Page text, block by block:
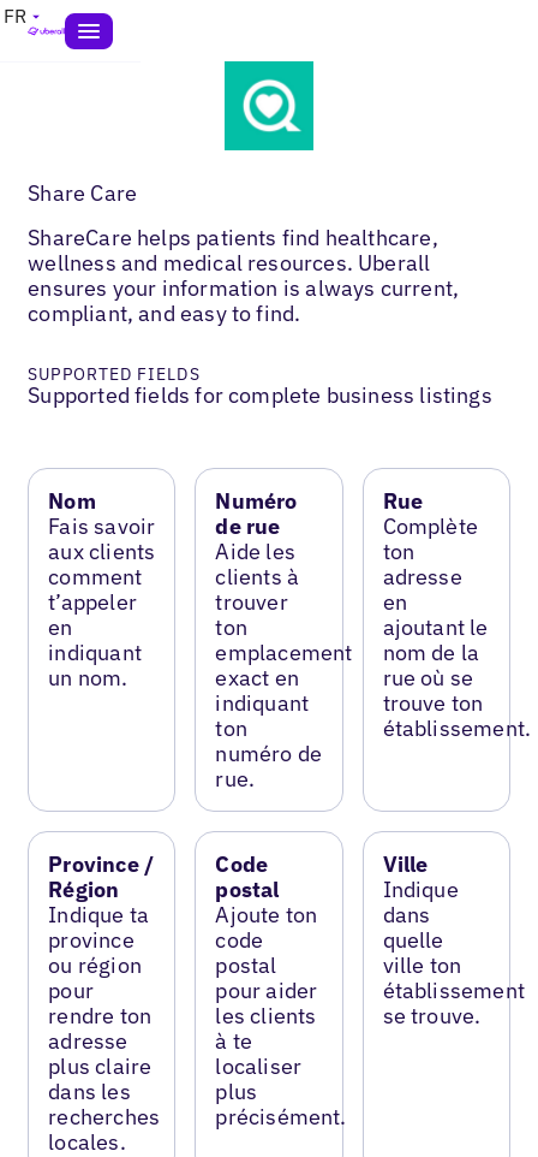
FR
Share Care
ShareCare helps patients find healthcare,
wellness and medical resources. Uberall
ensures your information is always current,
compliant, and easy to find.
SUPPORTED FIELDS
Supported fields for complete business listings
Nom
Fais savoir
aux clients
comment
t’appeler
en
indiquant
un nom.
Numéro
de rue
Aide les
clients à
trouver
ton
emplacement
exact en
indiquant
ton
numéro de
rue.
Rue
Complète
ton
adresse
en
ajoutant le
nom de la
rue où se
trouve ton
établissement.
Province /
Région
Indique ta
province
ou région
pour
rendre ton
adresse
plus claire
dans les
recherches
locales.
Code
postal
Ajoute ton
code
postal
pour aider
les clients
à te
localiser
plus
précisément.
Ville
Indique
dans
quelle
ville ton
établissement
se trouve.